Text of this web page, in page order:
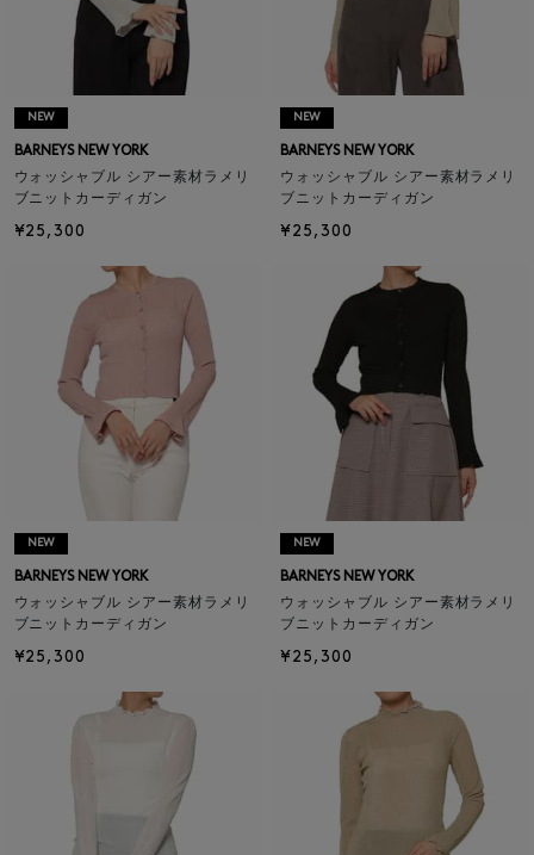
NEW
BARNEYS NEW YORK
ウォッシャブル シアー素材ラメリ
ブニットカーディガン
¥25,300
NEW
BARNEYS NEW YORK
ウォッシャブル シアー素材ラメリ
ブニットカーディガン
¥25,300
NEW
BARNEYS NEW YORK
ウォッシャブル シアー素材ラメリ
ブニットカーディガン
¥25,300
NEW
BARNEYS NEW YORK
ウォッシャブル シアー素材ラメリ
ブニットカーディガン
¥25,300